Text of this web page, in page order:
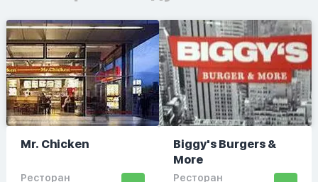
Mr. Chicken
Ресторан
Biggy's Burgers &
More
Ресторан